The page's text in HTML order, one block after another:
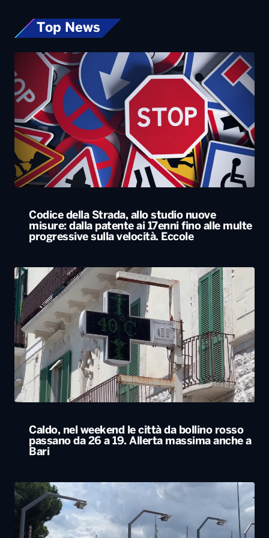
Top News
Codice della Strada, allo studio nuove
misure: dalla patente ai 17enni fino alle multe
progressive sulla velocità. Eccole
Caldo, nel weekend le città da bollino rosso
passano da 26 a 19. Allerta massima anche a
Bari